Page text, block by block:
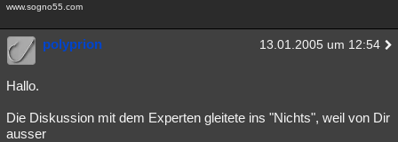
www.sogno55.com
polyprion 13.01.2005 um 12:54
Hallo.
Die Diskussion mit dem Experten gleitete ins "Nichts", weil von Dir
ausser